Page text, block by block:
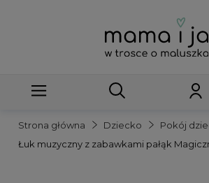
Strona główna Dziecko Pokój
Łuk muzyczny z zabawkami pałąk